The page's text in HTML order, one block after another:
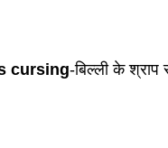
cursing-बिल्ली के श्राप